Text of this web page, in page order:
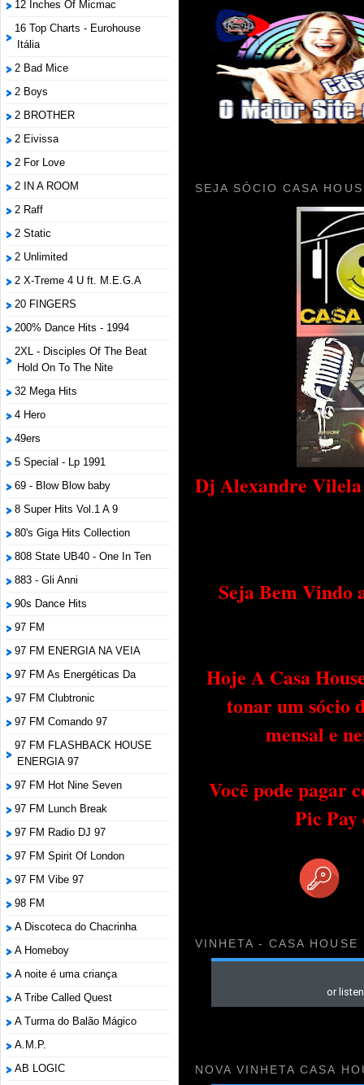
12 Inches Of Micmac
16 Top Charts - Eurohouse
Itália
2 Bad Mice
2 Boys
2 BROTHER
2 Eivissa
2 For Love
2 IN A ROOM
2 Raff
2 Static
2 Unlimited
2 X-Treme 4 U ft. M.E.G.A
20 FINGERS
200% Dance Hits - 1994
2XL - Disciples Of The Beat
Hold On To The Nite
32 Mega Hits
4 Hero
49ers
5 Special - Lp 1991
69 - Blow Blow baby
8 Super Hits Vol.1 A 9
80's Giga Hits Collection
808 State UB40 - One In Ten
883 - Gli Anni
90s Dance Hits
97 FM
97 FM ENERGIA NA VEIA
97 FM As Energéticas Da
97 FM Clubtronic
97 FM Comando 97
97 FM FLASHBACK HOUSE
ENERGIA 97
97 FM Hot Nine Seven
97 FM Lunch Break
97 FM Radio DJ 97
97 FM Spirit Of London
97 FM Vibe 97
98 FM
A Discoteca do Chacrinha
A Homeboy
A noite é uma criança
A Tribe Called Quest
A Turma do Balão Mágico
A.M.P.
AB LOGIC
SEJA SÓCIO CASA
Dj Alexandre Vilela
Seja Bem Vindo
Hoje A Casa
tonar um sócio
mensal e
Você pode pagar
Pic
VINHETA - CASA HOUSE
NOVA VINHETA CASA